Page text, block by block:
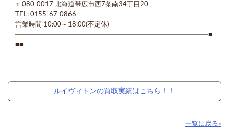
〒080-0017 北海道帯広市西7条南34丁目20
TEL: 0155-67-0866
営業時間 10:00～18:00(不定休)
━━━━━━━━━━━━━━━━━━━━━━━━━━━━━■
■■
ルイヴィトンの買取実績はこちら！！
一覧に戻る»